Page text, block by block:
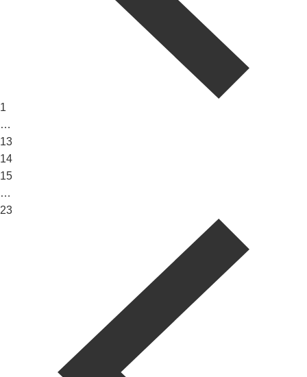
1
…
13
14
15
…
23